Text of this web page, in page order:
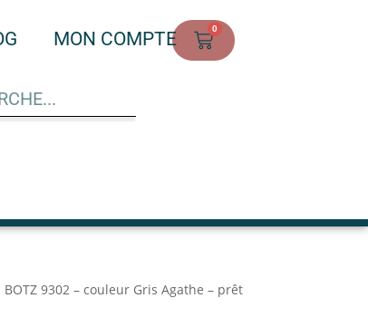
MON COMPTE 0
9302 – couleur Gris Agathe – prêt